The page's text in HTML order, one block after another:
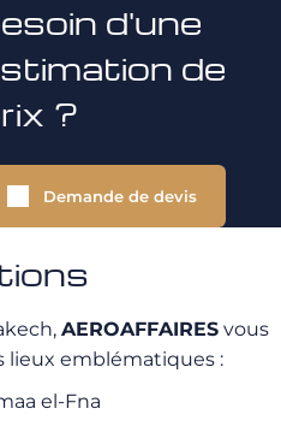
d'une
de
?
Demande de devis
AEROAFFAIRES vous
lieux emblématiques :
el-Fna